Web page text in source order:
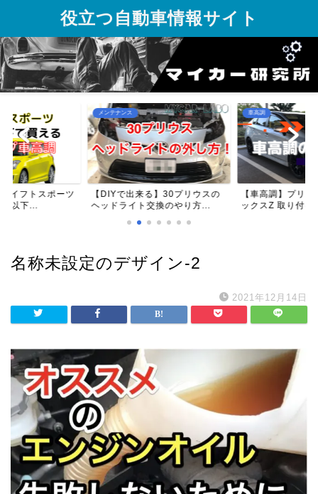
役立つ自動車情報サイト
イフトスポーツ
以下...
メンテナンス
【DIYで出来る】30プリウスの
ヘッドライト交換のやり方...
車高調
【車高調】プリ
ックスZ 取り付け
名称未設定のデザイン-2
2021年12月14日